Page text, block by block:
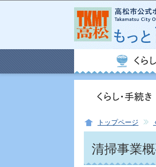
トップページ
清掃事業